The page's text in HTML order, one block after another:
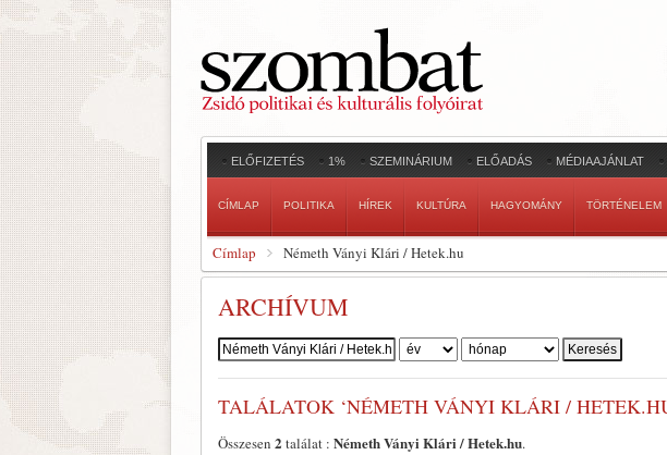
ELŐFIZETÉS 1% SZEMINÁRIUM ELŐADÁS MÉDIAAJÁNLAT
CÍMLAP POLITIKA HÍREK KULTÚRA HAGYOMÁNY TÖRTÉNELEM
Címlap Németh Ványi Klári / Hetek.hu
ARCHÍVUM
Szerző:
TALÁLATOK ‘NÉMETH VÁNYI KLÁRI /
Összesen 2 találat : Németh Ványi Klári / Hetek.hu.